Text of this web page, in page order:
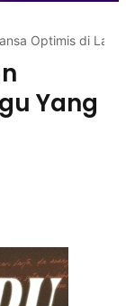
Optimis di Lagu
Yang